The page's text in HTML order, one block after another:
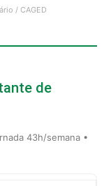
/ CAGED
de
43h/semana •